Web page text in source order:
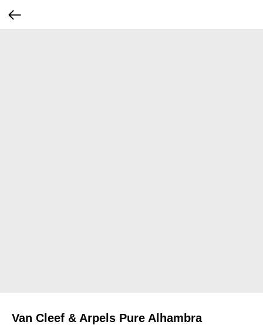
Van Cleef & Arpels Pure Alhambra